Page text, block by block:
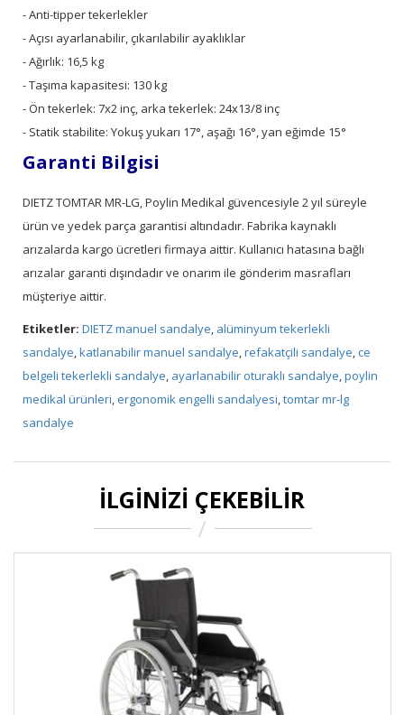
- Anti-tipper tekerlekler
- Açısı ayarlanabilir, çıkarılabilir ayaklıklar
- Ağırlık: 16,5 kg
- Taşıma kapasitesi: 130 kg
- Ön tekerlek: 7x2 inç, arka tekerlek: 24x13/8 inç
- Statik stabilite: Yokuş yukarı 17°, aşağı 16°, yan eğimde 15°
Garanti Bilgisi
DIETZ TOMTAR MR-LG, Poylin Medikal güvencesiyle 2 yıl süreyle
ürün ve yedek parça garantisi altındadır. Fabrika kaynaklı
arızalarda kargo ücretleri firmaya aittir. Kullanıcı hatasına bağlı
arızalar garanti dışındadır ve onarım ile gönderim masrafları
müşteriye aittir.
Etiketler: DIETZ manuel sandalye, alüminyum tekerlekli
sandalye,katlanabilir manuel sandalye,refakatçili sandalye,ce
belgeli tekerlekli sandalye, ayarlanabilir oturaklı sandalye,poylin
medikal ürünleri,ergonomik engelli sandalyesi,tomtar mr-lg
sandalye
İLGINIZI ÇEKEBILIR